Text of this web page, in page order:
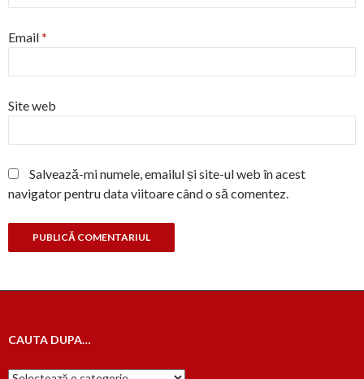
Email*
Site web
Salvează-mi numele, emailul și site-ul web în acest
navigator pentru data viitoare când o să comentez.
CAUTA DUPA…
Cauta